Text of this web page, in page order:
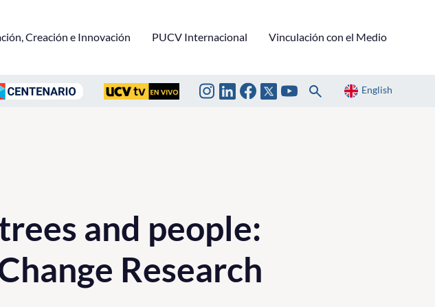
Creación e Innovación PUCV Internacional Vinculación con el Medio
English
and people:
Research